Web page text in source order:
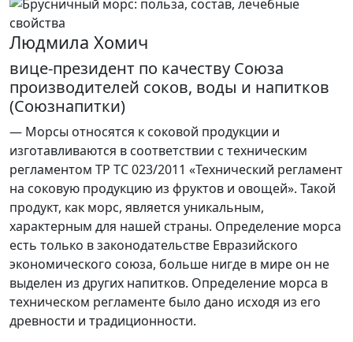
Людмила Хомич
вице-президент по качеству Союза
производителей соков, воды и напитков
(Союзнапитки)
— Морсы относятся к соковой продукции и
изготавливаются в соответствии с техническим
регламентом ТР ТС 023/2011 «Технический регламент
на соковую продукцию из фруктов и овощей». Такой
продукт, как морс, является уникальным,
характерным для нашей страны. Определение морса
есть только в законодательстве Евразийского
экономического союза, больше нигде в мире он не
выделен из других напитков. Определение морса в
техническом регламенте было дано исходя из его
древности и традиционности.